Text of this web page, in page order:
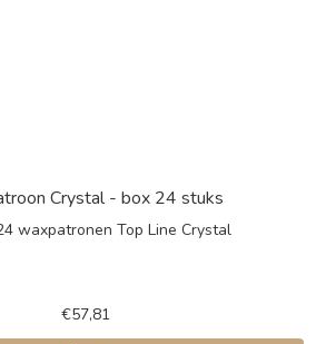
Crystal - box 24 stuks
waxpatronen Top Line Crystal
€57,81